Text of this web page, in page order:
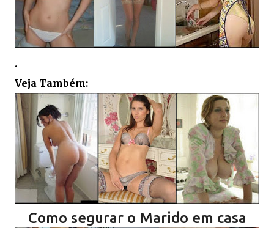
.
Veja Também:
Como segurar o Marido em casa